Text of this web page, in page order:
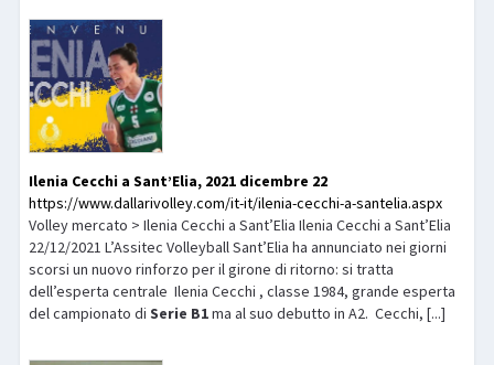
Ilenia Cecchi a Sant’Elia, 2021 dicembre 22
https://www.dallarivolley.com/it-it/ilenia-cecchi-a-santelia.aspx
Volley mercato > Ilenia Cecchi a Sant’Elia Ilenia Cecchi a Sant’Elia
22/12/2021 L’Assitec Volleyball Sant’Elia ha annunciato nei giorni
scorsi un nuovo rinforzo per il girone di ritorno: si tratta
dell’esperta centrale Ilenia Cecchi , classe 1984, grande esperta
del campionato diSerie B1ma al suo debutto in A2. Cecchi, [...]